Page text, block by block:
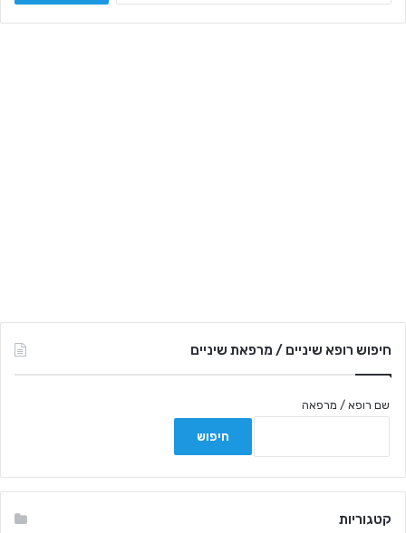
חיפוש רופא שיניים / מרפאת שיניים
שם רופא / מרפאה
קטגוריות